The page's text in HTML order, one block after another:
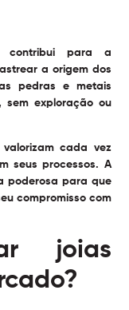
contribui para a
a origem dos
pedras e metais
sem exploração ou
valorizam cada vez
seus processos. A
poderosa para que
compromisso com
joias